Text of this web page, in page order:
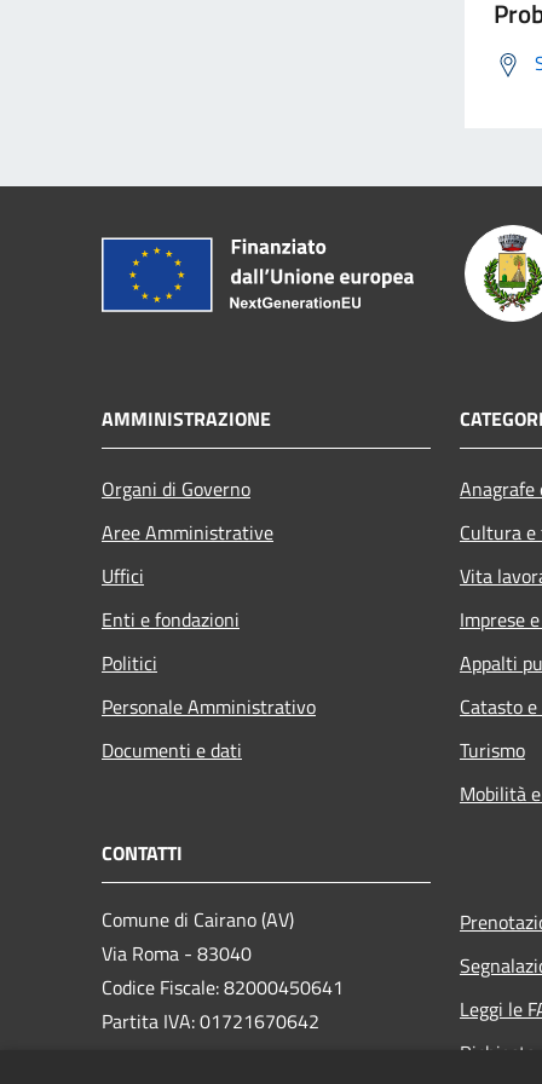
AMMINISTRAZIONE
Organi di Governo
Aree Amministrative
Uffici
Enti e fondazioni
Politici
Personale Amministrativo
Documenti e dati
Cultura
Vita
Imprese
Appalti
Catasto
Turismo
Mobilità
CONTATTI
Comune di Cairano (AV)
Via Roma - 83040
Codice Fiscale: 82000450641
Partita IVA: 01721670642
Leggi le